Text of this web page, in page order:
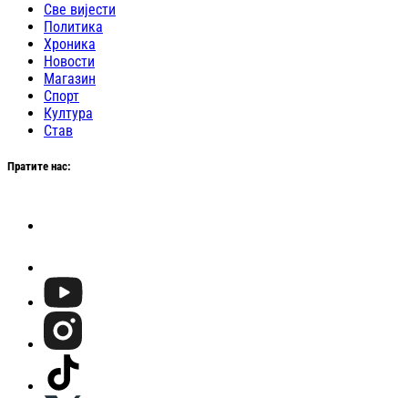
Све вијести
Политика
Хроника
Новости
Магазин
Спорт
Култура
Став
Пратите нас: